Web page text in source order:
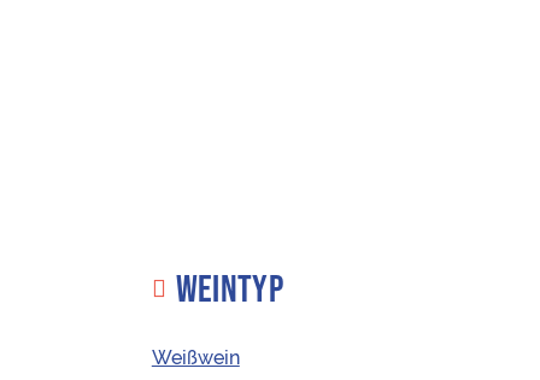
WEINTYP
Weißwein